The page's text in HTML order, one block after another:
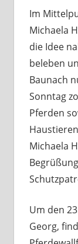
Im
Michaela
die Idee
beleben
Baunach
Sonntag
Pferden
Michaela
Um den
Georg,